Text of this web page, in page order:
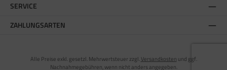
SERVICE
ZAHLUNGSARTEN
Alle Preise exkl. gesetzl. Mehrwertsteuer zzgl.Versandkosten und ggf.
Nachnahmegebühren, wenn nicht anders angegeben.